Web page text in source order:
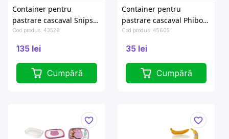
Container pentru
pastrare cascaval Snips
22X12X7cm, 0.9l, triunghi
Cod produs: 43528
135 lei
Cumpără
Container pentru
pastrare cascaval Phibo
20X11X7.5cm, triunghi
Cod produs: 45605
35 lei
Cumpără